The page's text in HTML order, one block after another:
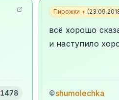
1478
Пирожки + (
всё хорошо
и наступило
©shumolechka